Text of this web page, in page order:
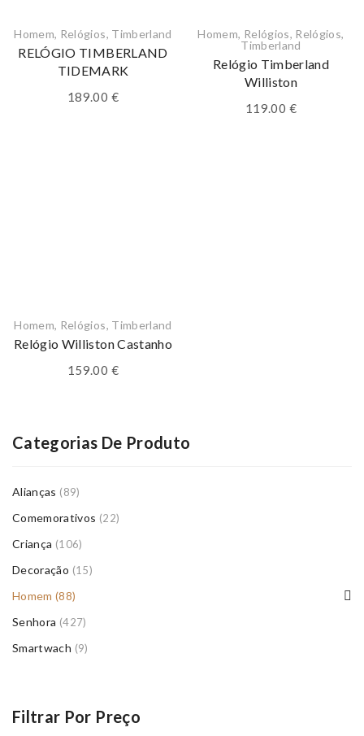
Homem, Relógios, Timberland
RELÓGIO TIMBERLAND
TIDEMARK
189.00 €
Homem, Relógios, Relógios,
Timberland
Relógio Timberland
Williston
119.00 €
Homem, Relógios, Timberland
Relógio Williston Castanho
159.00 €
Categorias De Produto
Alianças (89)
Comemorativos (22)
Criança (106)
Decoração (15)
Homem (88)
Senhora (427)
Smartwach (9)
Filtrar Por Preço